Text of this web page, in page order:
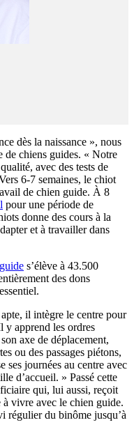
dès la naissance », nous
chiens guides. « Notre
avec des tests de
6-7 semaines, le chiot
de chien guide. À 8
pour une période de
donne des cours à la
et à travailler dans
s’élève à 43.500
des dons
il intègre le centre pour
y apprend les ordres
axe de déplacement,
ou des passages piétons,
ses journées au centre avec
d’accueil. » Passé cette
qui, lui aussi, reçoit
vivre avec le chien guide.
régulier du binôme jusqu’à